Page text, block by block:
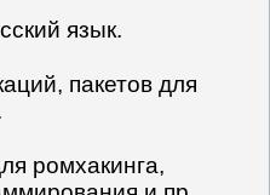
язык.
пакетов для
ромхакинга,